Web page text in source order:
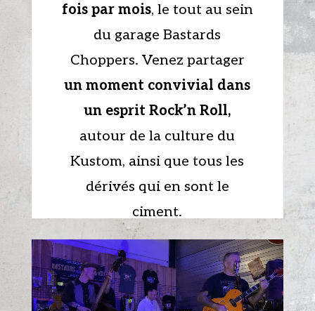
fois par mois, le tout au sein
du garage Bastards
Choppers. Venez partager
un moment convivial dans
un esprit Rock’n Roll,
autour de la culture du
Kustom, ainsi que tous les
dérivés qui en sont le
ciment.